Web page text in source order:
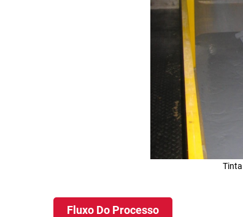
Fluxo Do Processo